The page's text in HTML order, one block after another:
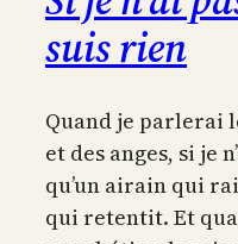
suis rien
Quand je parlerai
et des anges, si je
qu’un airain qui
qui retentit. Et